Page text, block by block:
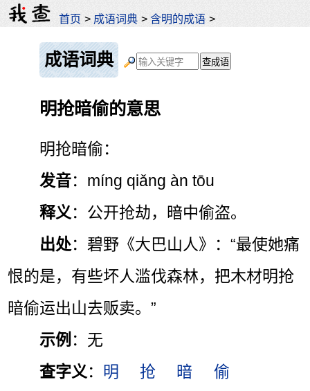
首页 > 成语词典 >含明的成语 >
成语词典
明抢暗偷的意思
明抢暗偷：
发音：míng qiǎng àn tōu
释义 ：公开抢劫，暗中偷盗。
出处：碧野《大巴山人》：“最使她痛
恨的是，有些坏人滥伐森林，把木材明抢
暗偷运出山去贩卖。”
示例 ：无
查字义 ： 明 抢 暗 偷